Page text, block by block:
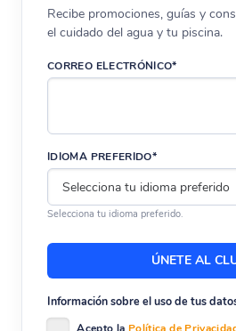
Recibe promociones, guías y
el cuidado del agua y tu piscina.
CORREO ELECTRÓNICO*
IDIOMA PREFERIDO*
Selecciona tu idioma preferido.
Información sobre el uso de tus